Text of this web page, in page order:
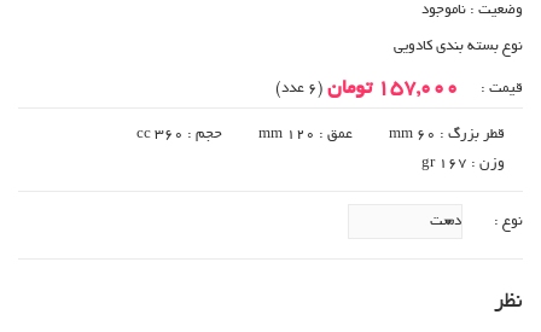
وضعیت : ناموجود
نوع بسته بندی کادویی
قیمت : 157,000 تومان (6 عدد)
قطر بزرگ : 60 mm عمق : 120 mm
حجم : 360 cc
وزن : 167 gr
نوع :
نظر